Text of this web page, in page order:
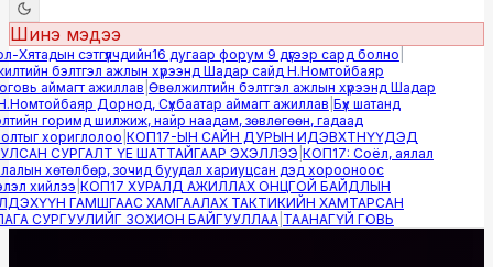
Шинэ мэдээ
сэтгүүлчдийн16 дугаар форум 9 дүгээр сард болно|
бэлтгэл ажлын хүрээнд Шадар сайд Н.Номтойбаяр
аймагт ажиллав|Өвөлжилтийн бэлтгэл ажлын хүрээнд Шадар
Дорнод, Сүхбаатар аймагт ажиллав|Бүх шатанд
горимд шилжиж, найр наадам, зөвлөгөөн, гадаад
хориглолоо|КОП17-ЫН САЙН ДУРЫН ИДЭВХТНҮҮДЭД
СУРГАЛТ ҮЕ ШАТТАЙГААР ЭХЭЛЛЭЭ|КОП17: Соёл, аялал
хөтөлбөр, зочид буудал хариуцсан дэд хорооноос
хийлээ|КОП17 ХУРАЛД АЖИЛЛАХ ОНЦГОЙ БАЙДЛЫН
ГАМШГААС ХАМГААЛАХ ТАКТИКИЙН ХАМТАРСАН
СУРГУУЛИЙГ ЗОХИОН БАЙГУУЛЛАА|ТААНАГҮЙ ГОВЬ